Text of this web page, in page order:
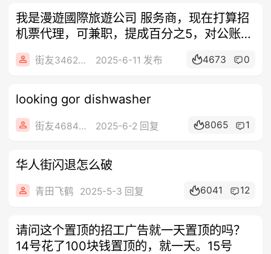
我是漫遊國際旅遊公司 服务商，现在打算招
机票代理，可兼职，提成百分之5，对公账户
有发...
街友34626666 2025-6-11 发布 4673 0
looking gor dishwasher
街友46849848 2025-6-2 回复 8065 1
华人街闪退怎么破
青田飞鹤 2025-5-3 回复 6041 12
请问这个置顶的招工广告就一天置顶的吗？
14号花了100块钱置顶的，就一天。15号